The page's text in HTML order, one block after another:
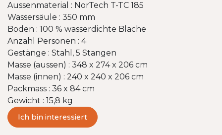
Aussenmaterial : NorTech T-TC 185
Wassersäule : 350 mm
Boden : 100 % wasserdichte Blache
Anzahl Personen : 4
Gestänge : Stahl, 5 Stangen
Masse (aussen) : 348 x 274 x 206 cm
Masse (innen) : 240 x 240 x 206 cm
Packmass : 36 x 84 cm
Gewicht : 15,8 kg
Ich bin interessiert